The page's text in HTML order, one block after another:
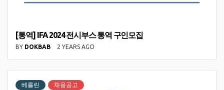
[통역] IFA 2024 전시부스 통역 구인모집
BY DOKBAB 2 YEARS AGO
베를린 채용공고